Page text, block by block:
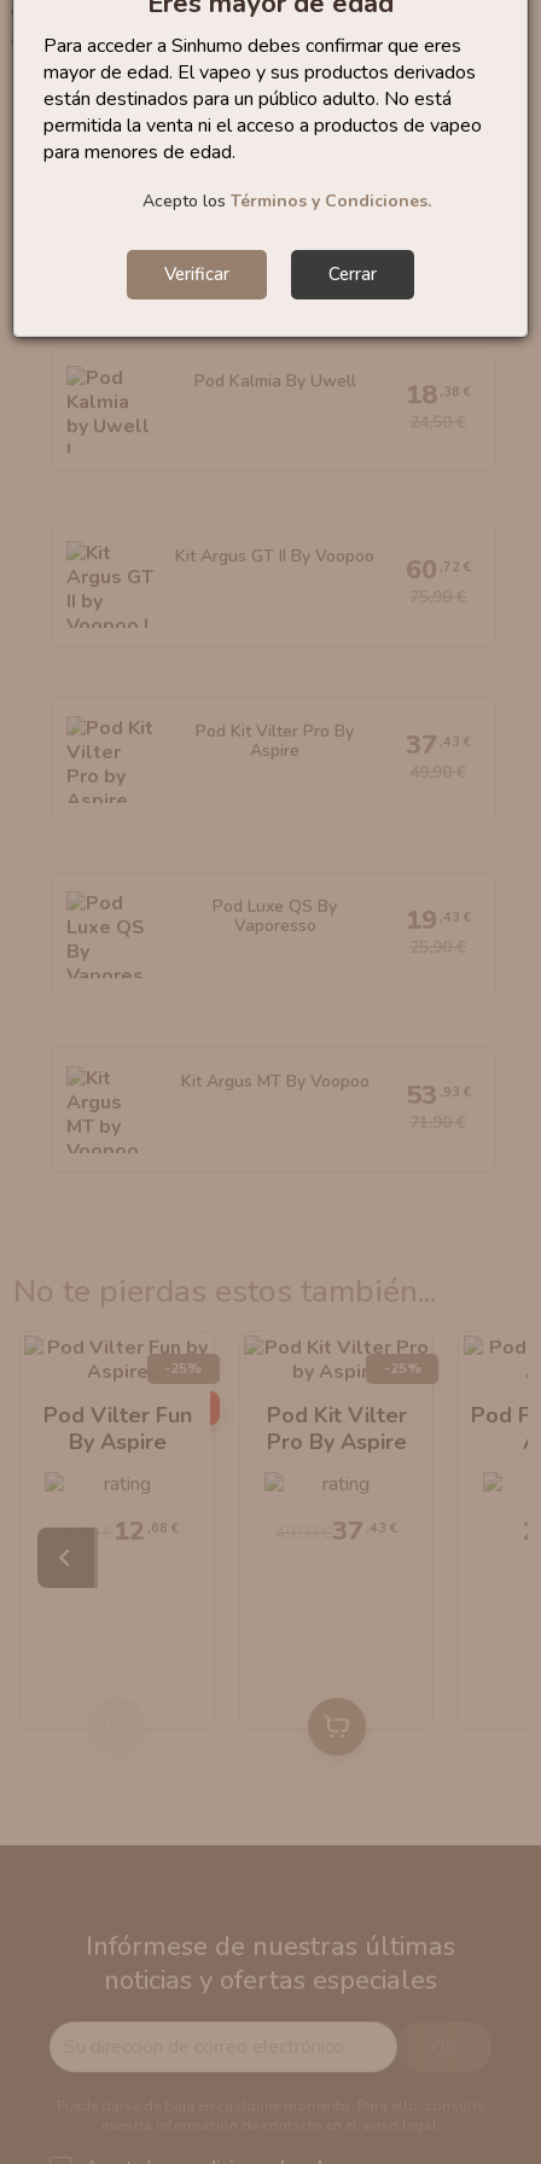
Para acceder a Sinhumo debes confirmar que eres
mayor de edad. El vapeo y sus productos derivados
están destinados para un público adulto. No está
permitida la venta ni el acceso a productos de vapeo
para menores de edad.
Acepto los Términos y Condiciones.
Verificar Cerrar
Cable de carga USB-C
1 xManual de uso
Productos similares
Kit Drag 3 TPP-X By
59,95 €
Pod Kalmia By Uwell
18 ,38 €
Kit Argus GT II By Voopoo
60 ,72 €
Pod Kit Vilter Pro By
Aspire
37 ,43 €
Pod Luxe QS By
Vaporesso
19 ,43 €
Kit Argus MT By Voopoo
53 ,93 €
no te pierdas estos también...
Pod Vilter Fun
By Aspire
16,90 € 12 ,68 €
-25%
AGOTADO
Pod Kit Vilter
Pro By Aspire
37 ,43 €
-25%
Pod
Infórmese de nuestras últimas
noticias y ofertas especiales